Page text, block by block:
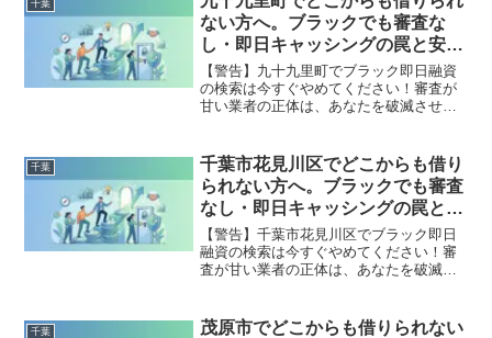
た方々の実体験と確実な解決策を完全公
開。
千葉
ない方へ。ブラックでも審査な
し・即日キャッシングの罠と安全
な解決策
【警告】九十九里町でブラック即日融資
の検索は今すぐやめてください！審査が
甘い業者の正体は、あなたを破滅させる
九十九里町で違法業者を避け、借金地獄
から抜け出した方々の実体験と確実な解
決策を完全公開。
千葉
千葉市花見川区でどこからも借り
られない方へ。ブラックでも審査
なし・即日キャッシングの罠と安
全な解決策
【警告】千葉市花見川区でブラック即日
融資の検索は今すぐやめてください！審
査が甘い業者の正体は、あなたを破滅さ
す。千葉市花見川区で違法業者を避け、
千葉
茂原市でどこからも借りられない